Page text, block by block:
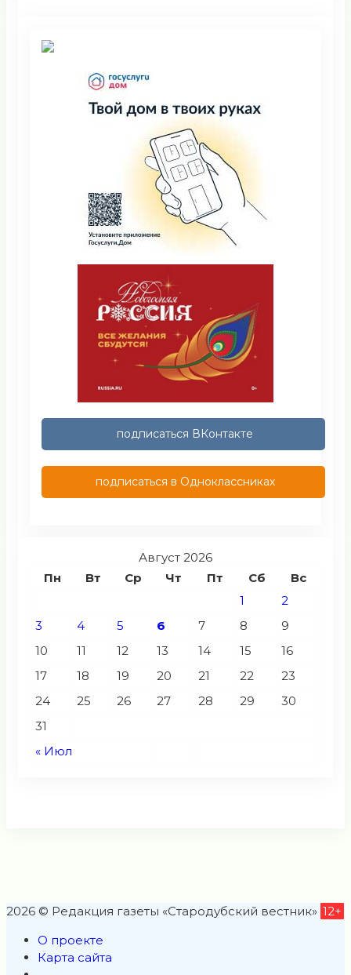
подписаться ВКонтакте
подписаться в Одноклассниках
Август 2026
Пн
Вт Ср Чт Пт Сб Вс
« Июл
1
2
3
4 5 6 7 8
9
10
11 12 13 14 15
16
17
18 19 20 21 22
23
24
25 26 27 28 29
30
31
2026 © Редакция газеты «Стародубский вестник» 12+
О проекте
Карта сайта